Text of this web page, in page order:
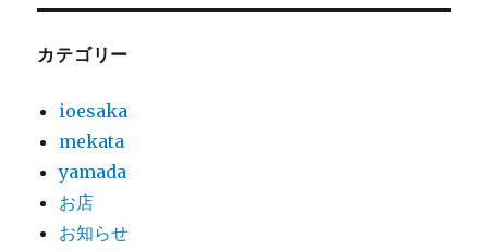
カテゴリー
ioesaka
mekata
yamada
お店
お知らせ